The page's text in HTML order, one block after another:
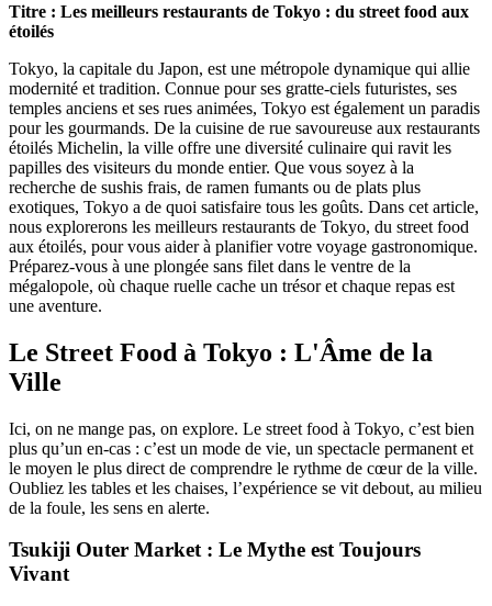
Titre : Les meilleurs restaurants de Tokyo : du street food aux
étoilés
Tokyo, la capitale du Japon, est une métropole dynamique qui allie
modernité et tradition. Connue pour ses gratte-ciels futuristes, ses
temples anciens et ses rues animées, Tokyo est également un paradis
pour les gourmands. De la cuisine de rue savoureuse aux restaurants
étoilés Michelin, la ville offre une diversité culinaire qui ravit les
papilles des visiteurs du monde entier. Que vous soyez à la
recherche de sushis frais, de ramen fumants ou de plats plus
exotiques, Tokyo a de quoi satisfaire tous les goûts. Dans cet article,
nous explorerons les meilleurs restaurants de Tokyo, du street food
aux étoilés, pour vous aider à planifier votre voyage gastronomique.
Préparez-vous à une plongée sans filet dans le ventre de la
mégalopole, où chaque ruelle cache un trésor et chaque repas est
une aventure.
Le Street Food à Tokyo : L'Âme de la
Ville
Ici, on ne mange pas, on explore. Le street food à Tokyo, c’est bien
plus qu’un en-cas : c’est un mode de vie, un spectacle permanent et
le moyen le plus direct de comprendre le rythme de cœur de la ville.
Oubliez les tables et les chaises, l’expérience se vit debout, au milieu
de la foule, les sens en alerte.
Tsukiji Outer Market : Le Mythe est Toujours
Vivant